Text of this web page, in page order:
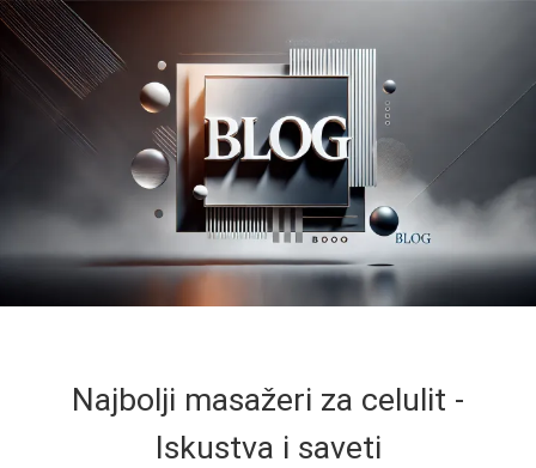
Najbolji masažeri za celulit -
Iskustva i saveti